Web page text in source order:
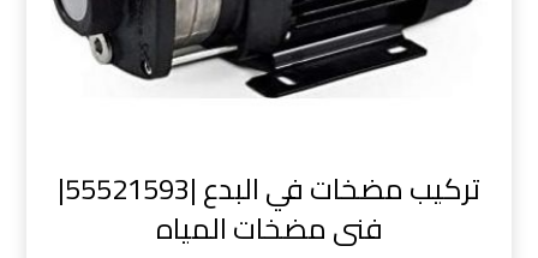
تركيب مضخات في البدع |55521593|
فنى مضخات المياه